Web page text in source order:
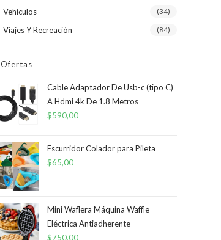
Vehículos (34)
Viajes Y Recreación (84)
Ofertas
Cable Adaptador De Usb-c (tipo C)
A Hdmi 4k De 1.8 Metros
$590,00
Escurridor Colador para Pileta
$65,00
Mini Waflera Máquina Waffle
Eléctrica Antiadherente
$750,00